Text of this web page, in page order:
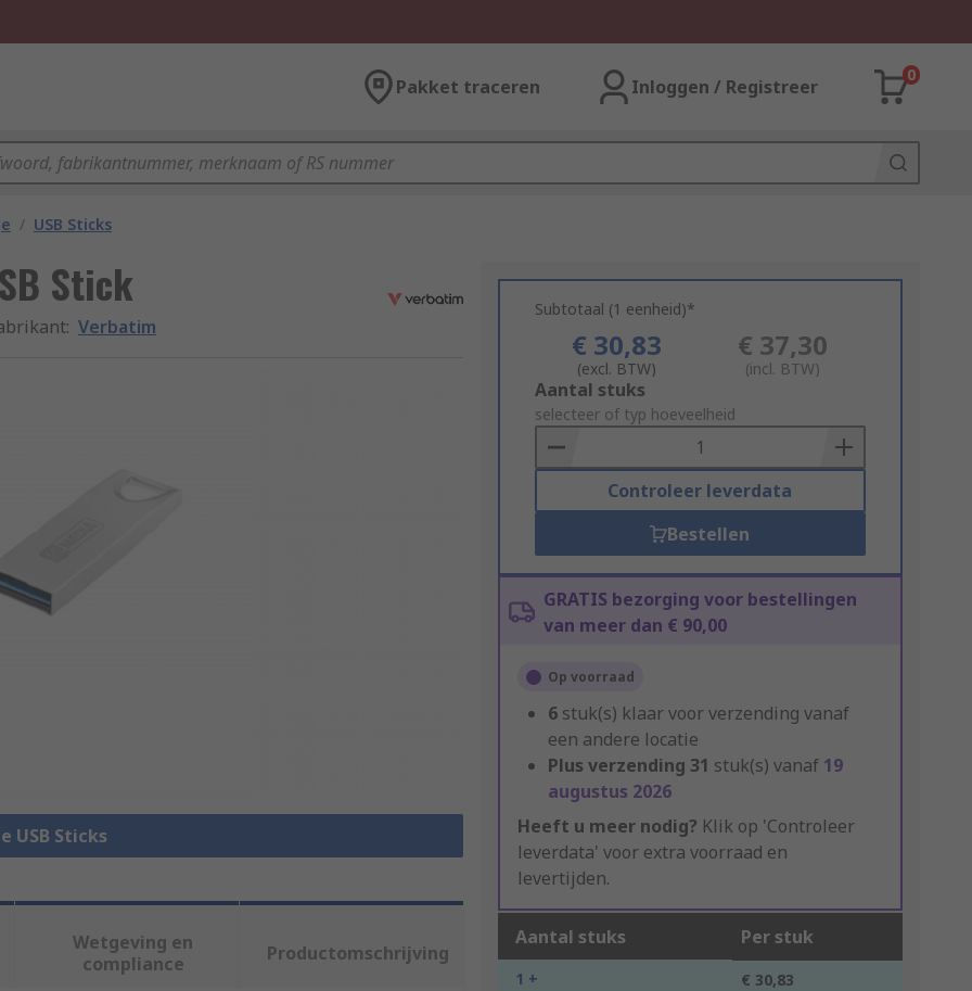
Pakket traceren Inloggen / Registreer
0
/ USB Sticks
Stick
: Verbatim
USB Sticks
Subtotaal (1 eenheid)*
€ 30,83
(excl. BTW)
€ 37,30
(incl. BTW)
Add
to
Basket
Aantal stuks
selecteer of typ hoeveelheid
Controleer leverdata
Bestellen
GRATIS bezorging voor bestellingen
van meer dan € 90,00
Op voorraad
6 stuk(s) klaar voor verzending vanaf
een andere locatie
Plus verzending 31 stuk(s) vanaf 19
augustus 2026
Heeft u meer nodig? Klik op 'Controleer
leverdata' voor extra voorraad en
levertijden.
Aantal stuks Per stuk
1 + € 30,83
Wetgeving en
compliance
Productomschrijving